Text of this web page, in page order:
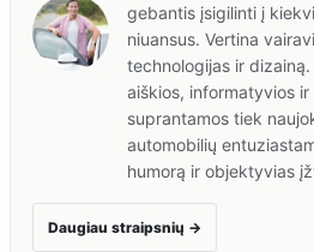
gebantis įsigilinti į
niuansus. Vertina
technologijas ir
aiškios, informatyvios ir
suprantamos tiek
automobilių
humorą ir objektyvias
Daugiau straipsnių →